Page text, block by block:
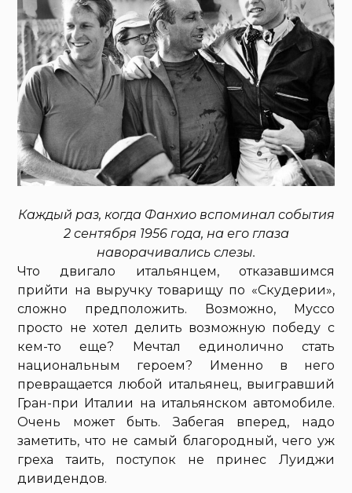
Каждый раз, когда Фанхио вспоминал события
2 сентября 1956 года, на его глаза
наворачивались слезы.
Что двигало итальянцем, отказавшимся
прийти на выручку товарищу по «Скудерии»,
сложно предположить. Возможно, Муссо
просто не хотел делить возможную победу с
кем-то еще? Мечтал единолично стать
национальным героем? Именно в него
превращается любой итальянец, выигравший
Гран-при Италии на итальянском автомобиле.
Очень может быть. Забегая вперед, надо
заметить, что не самый благородный, чего уж
греха таить, поступок не принес Луиджи
дивидендов.